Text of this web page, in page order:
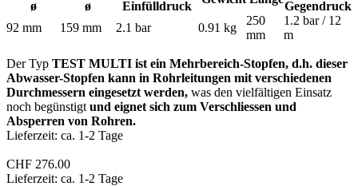
ø
ø
Einfülldruck
Gegendruck
92 mm
159 mm 2.1 bar 0.91 kg
250
mm
1.2 bar / 12
m
Der Typ TEST MULTI ist ein Mehrbereich-Stopfen, d.h. dieser
Abwasser-Stopfen kann in Rohrleitungen mit verschiedenen
Durchmessern eingesetzt werden, was den vielfältigen Einsatz
noch begünstigt und eignet sich zum Verschliessen und
Absperren von Rohren.
Lieferzeit: ca. 1-2 Tage
CHF 276.00
Lieferzeit: ca. 1-2 Tage